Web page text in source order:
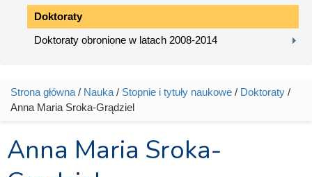
Doktoraty
Doktoraty obronione w latach 2008-2014
Jesteś tutaj
Strona główna / Nauka / Stopnie i tytuły naukowe / Doktoraty /
Anna Maria Sroka-Grądziel
Anna Maria Sroka-